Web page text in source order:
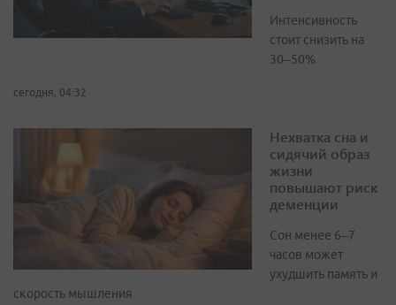
Интенсивность
стоит снизить на
30–50%
сегодня, 04:32
Нехватка сна и
сидячий образ
жизни
повышают риск
деменции
Сон менее 6–7
часов может
ухудшить память и
скорость мышления